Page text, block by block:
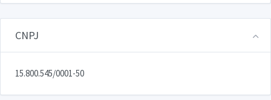
CNPJ
15.800.545/0001-50